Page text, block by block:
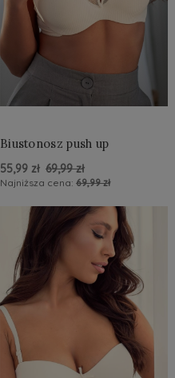
Biustonosz push up
55,99 zł 69,99 zł
Najniższa cena: 69,99 zł
Do Koszyka »